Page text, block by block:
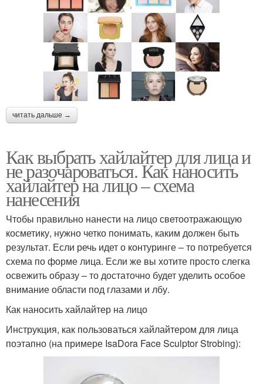
читать дальше →
Как выбрать хайлайтер для лица и
не разочароваться. Как наносить
хайлайтер на лицо – схема
нанесения
Чтобы правильно нанести на лицо светоотражающую
косметику, нужно четко понимать, каким должен быть
результат. Если речь идет о контуринге – то потребуется
схема по форме лица. Если же вы хотите просто слегка
освежить образу – то достаточно будет уделить особое
внимание области под глазами и лбу.
Как наносить хайлайтер на лицо
Инструкция, как пользоваться хайлайтером для лица
поэтапно (на примере IsaDora Face Sculptor Strobing):